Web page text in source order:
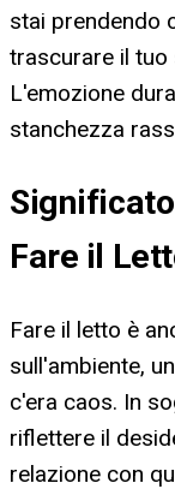
stai prendendo
trascurare il
L'emozione
stanchezza
Fare il
Fare il letto è
sull'ambiente,
c'era caos. In
riflettere il
relazione con